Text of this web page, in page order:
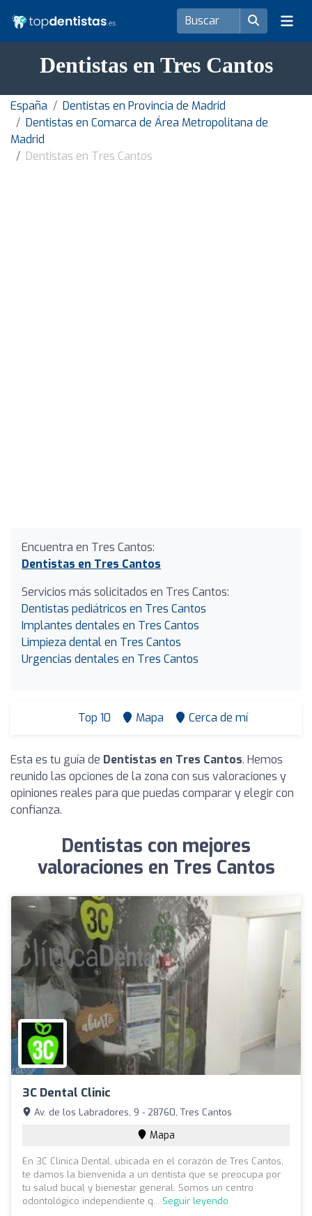
Dentistas en Tres Cantos
España
Dentistas en Provincia de Madrid
Dentistas en Comarca de Área Metropolitana de
Madrid
Dentistas en Tres Cantos
Encuentra en Tres Cantos:
Dentistas en Tres Cantos
Servicios más solicitados en Tres Cantos:
Dentistas pediátricos en Tres Cantos
Implantes dentales en Tres Cantos
Limpieza dental en Tres Cantos
Urgencias dentales en Tres Cantos
Top 10 Mapa Cerca de mí
Esta es tu guía de Dentistas en Tres Cantos. Hemos
reunido las opciones de la zona con sus valoraciones y
opiniones reales para que puedas comparar y elegir con
confianza.
Dentistas con mejores
valoraciones en Tres Cantos
3C Dental Clinic
Av. de los Labradores, 9 - 28760, Tres Cantos
Mapa
En 3C Clínica Dental, ubicada en el corazón de Tres Cantos,
te damos la bienvenida a un dentista que se preocupa por
tu salud bucal y bienestar general. Somos un centro
odontológico independiente q... Seguir leyendo